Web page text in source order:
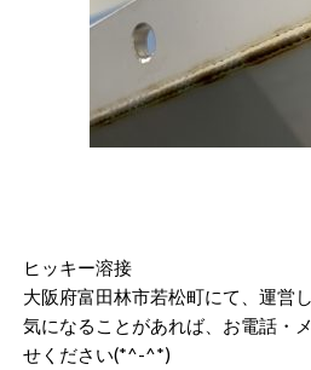
ヒッキー溶接
大阪府富田林市若松町にて、運営
気になることがあれば、お電話・
せください(*^-^*)